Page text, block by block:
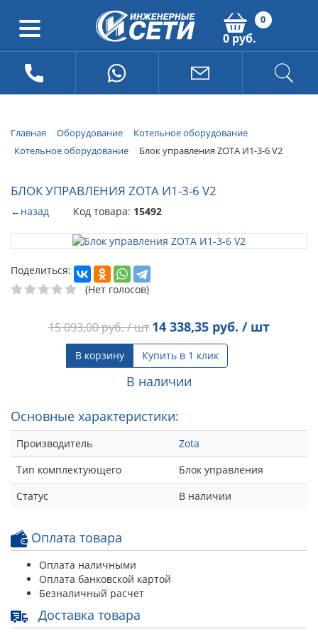
0
0 руб.
Главная Оборудование
Котельное оборудование
Котельное оборудование
Блок управления ZOTA И1-3-6 V2
БЛОК УПРАВЛЕНИЯ ZOTA И1-3-6 V2
←назад Код товара: 15492
Поделиться:
(Нет голосов)
15 093,00руб. / шт 14 338,35 руб. / шт
В корзину Купить в 1 клик
В наличии
Основные характеристики:
Производитель
Zota
Тип комплектующего
Блок управления
Статус
В наличии
Оплата товара
Оплата наличными
Оплата банковской картой
Безналичный расчет
Доставка товара